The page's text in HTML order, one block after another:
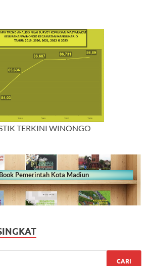
TERKINI WINONGO
Pemerintah Kota Madiun